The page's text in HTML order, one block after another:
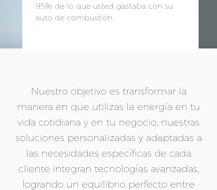
95% de lo que usted gastaba con su
auto de combustión.
.
Nuestro objetivo es transformar la
manera en que utilizas la energía en tu
vida cotidiana y en tu negocio, nuestras
soluciones personalizadas y adaptadas a
las necesidades específicas de cada
cliente integran tecnologías avanzadas,
logrando un equilibrio perfecto entre